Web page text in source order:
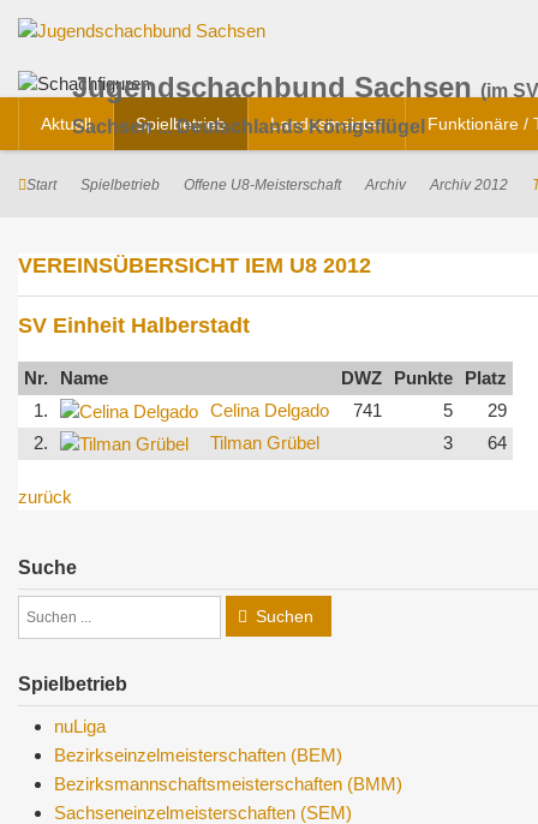
Jugendschachbund Sachsen (im
Sachsen ... Deutschlands Königsflügel
Aktuell Spielbetrieb Landesmeister Funktionäre /
Start Spielbetrieb Offene U8-Meisterschaft Archiv Archiv 2012
VEREINSÜBERSICHT IEM U8 2012
SV Einheit Halberstadt
Nr. Name DWZ Punkte
Platz
1.
Celina Delgado 741 5
29
2.
Tilman Grübel 3 64
zurück
Suche
Suchen
Spielbetrieb
nuLiga
Bezirkseinzelmeisterschaften (BEM)
Bezirksmannschaftsmeisterschaften (BMM)
Sachseneinzelmeisterschaften (SEM)